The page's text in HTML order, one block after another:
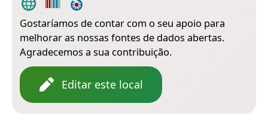
Gostaríamos de contar com o seu apoio para
melhorar as nossas fontes de dados abertas.
Agradecemos a sua contribuição.
Editar este local